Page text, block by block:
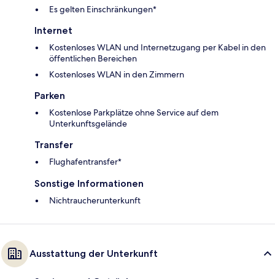
Es gelten Einschränkungen*
Internet
Kostenloses WLAN und Internetzugang per Kabel in den
öffentlichen Bereichen
Kostenloses WLAN in den Zimmern
Parken
Kostenlose Parkplätze ohne Service auf dem
Unterkunftsgelände
Transfer
Flughafentransfer*
Sonstige Informationen
Nichtraucherunterkunft
Ausstattung der Unterkunft